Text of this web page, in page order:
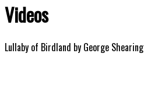
Videos
Lullaby of Birdland by George Shearing